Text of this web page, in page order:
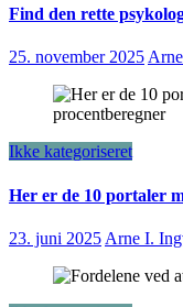
Find den rette
25. november 2025
Ikke kategoriseret
Her er de 10 portaler
23. juni 2025 Arne I.